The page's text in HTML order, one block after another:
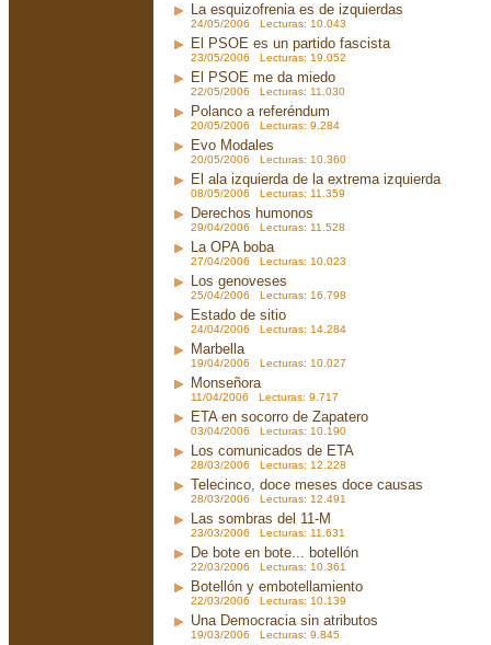
La esquizofrenia es de izquierdas
24/05/2006 Lecturas: 10.043
El PSOE es un partido fascista
23/05/2006 Lecturas: 19.052
El PSOE me da miedo
22/05/2006 Lecturas: 11.030
Polanco a referéndum
20/05/2006 Lecturas: 9.284
Evo Modales
20/05/2006 Lecturas: 10.360
El ala izquierda de la extrema izquierda
08/05/2006 Lecturas: 11.359
Derechos humonos
29/04/2006 Lecturas: 11.528
La OPA boba
27/04/2006 Lecturas: 10.023
Los genoveses
25/04/2006 Lecturas: 16.798
Estado de sitio
24/04/2006 Lecturas: 14.284
Marbella
19/04/2006 Lecturas: 10.027
Monseñora
11/04/2006 Lecturas: 9.717
ETA en socorro de Zapatero
03/04/2006 Lecturas: 10.190
Los comunicados de ETA
28/03/2006 Lecturas: 12.228
Telecinco, doce meses doce causas
28/03/2006 Lecturas: 12.491
Las sombras del 11-M
23/03/2006 Lecturas: 11.631
De bote en bote... botellón
22/03/2006 Lecturas: 10.361
Botellón y embotellamiento
22/03/2006 Lecturas: 10.139
Una Democracia sin atributos
19/03/2006 Lecturas: 9.845